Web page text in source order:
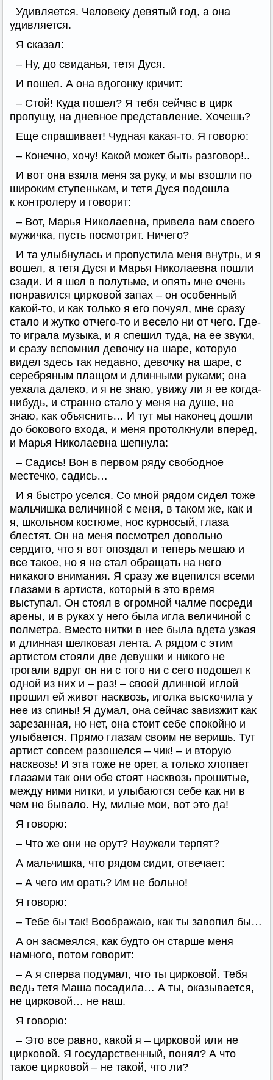
Удивляется. Человеку девятый год, а она
удивляется.
Я сказал:
– Ну, до свиданья, тетя Дуся.
И пошел. А она вдогонку кричит:
– Стой! Куда пошел? Я тебя сейчас в цирк
пропущу, на дневное представление. Хочешь?
Еще спрашивает! Чудная какая-то. Я говорю:
– Конечно, хочу! Какой может быть разговор!..
И вот она взяла меня за руку, и мы взошли по
широким ступенькам, и тетя Дуся подошла
к контролеру и говорит:
– Вот, Марья Николаевна, привела вам своего
мужичка, пусть посмотрит. Ничего?
И та улыбнулась и пропустила меня внутрь, и я
вошел, а тетя Дуся и Марья Николаевна пошли
сзади. И я шел в полутьме, и опять мне очень
понравился цирковой запах – он особенный
какой-то, и как только я его почуял, мне сразу
стало и жутко отчего-то и весело ни от чего. Где-
то играла музыка, и я спешил туда, на ее звуки,
и сразу вспомнил девочку на шаре, которую
видел здесь так недавно, девочку на шаре, с
серебряным плащом и длинными руками; она
уехала далеко, и я не знаю, увижу ли я ее когда-
нибудь, и странно стало у меня на душе, не
знаю, как объяснить… И тут мы наконец дошли
до бокового входа, и меня протолкнули вперед,
и Марья Николаевна шепнула:
– Садись! Вон в первом ряду свободное
местечко, садись…
И я быстро уселся. Со мной рядом сидел тоже
мальчишка величиной с меня, в таком же, как и
я, школьном костюме, нос курносый, глаза
блестят. Он на меня посмотрел довольно
сердито, что я вот опоздал и теперь мешаю и
все такое, но я не стал обращать на него
никакого внимания. Я сразу же вцепился всеми
глазами в артиста, который в это время
выступал. Он стоял в огромной чалме посреди
арены, и в руках у него была игла величиной с
полметра. Вместо нитки в нее была вдета узкая
и длинная шелковая лента. А рядом с этим
артистом стояли две девушки и никого не
трогали вдруг он ни с того ни с сего подошел к
одной из них и – раз! – своей длинной иглой
прошил ей живот насквозь, иголка выскочила у
нее из спины! Я думал, она сейчас завизжит как
зарезанная, но нет, она стоит себе спокойно и
улыбается. Прямо глазам своим не веришь. Тут
артист совсем разошелся – чик! – и вторую
насквозь! И эта тоже не орет, а только хлопает
глазами так они обе стоят насквозь прошитые,
между ними нитки, и улыбаются себе как ни в
чем не бывало. Ну, милые мои, вот это да!
Я говорю:
– Что же они не орут? Неужели терпят?
А мальчишка, что рядом сидит, отвечает:
– А чего им орать? Им не больно!
Я говорю:
– Тебе бы так! Воображаю, как ты завопил бы…
А он засмеялся, как будто он старше меня
намного, потом говорит:
– А я сперва подумал, что ты цирковой. Тебя
ведь тетя Маша посадила… А ты, оказывается,
не цирковой… не наш.
Я говорю:
– Это все равно, какой я – цирковой или не
цирковой. Я государственный, понял? А что
такое цирковой – не такой, что ли?